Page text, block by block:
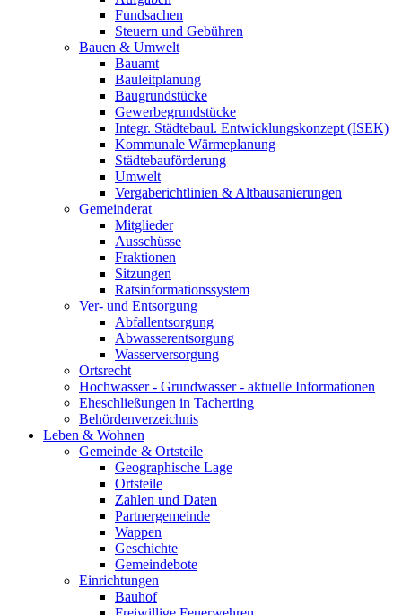
Fundsachen
Steuern und Gebühren
Bauen & Umwelt
Bauamt
Bauleitplanung
Baugrundstücke
Gewerbegrundstücke
Integr. Städtebaul. Entwicklungskonzept (ISEK)
Kommunale Wärmeplanung
Städtebauförderung
Umwelt
Vergaberichtlinien & Altbausanierungen
Gemeinderat
Mitglieder
Ausschüsse
Fraktionen
Sitzungen
Ratsinformationssystem
Ver- und Entsorgung
Abfallentsorgung
Abwasserentsorgung
Wasserversorgung
Ortsrecht
Hochwasser - Grundwasser - aktuelle Informationen
Eheschließungen in Tacherting
Behördenverzeichnis
Leben & Wohnen
Gemeinde & Ortsteile
Geographische Lage
Ortsteile
Zahlen und Daten
Partnergemeinde
Wappen
Geschichte
Gemeindebote
Einrichtungen
Bauhof